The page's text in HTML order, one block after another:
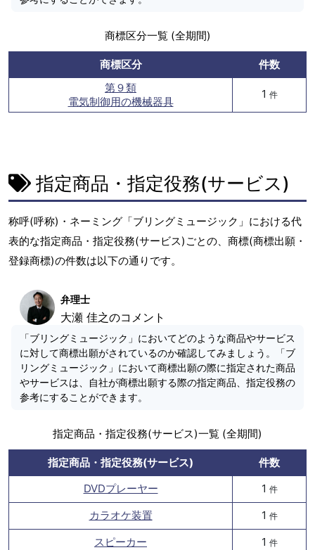
商標区分一覧 (全期間)
商標区分
件数
第９類
電気制御用の機械器具
1 件
指定商品・指定役務(サービス)
称呼(呼称)・ネーミング「ブリングミュージック」における代
表的な指定商品・指定役務(サービス)ごとの、商標(商標出願・
登録商標)の件数は以下の通りです。
弁理士
大瀬 佳之のコメント
「ブリングミュージック」においてどのような商品やサービス
に対して商標出願がされているのか確認してみましょう。「ブ
リングミュージック」において商標出願の際に指定された商品
やサービスは、自社が商標出願する際の指定商品、指定役務の
参考にすることができます。
指定商品・指定役務(サービス)一覧 (全期間)
指定商品・指定役務(サービス)
件数
DVDプレーヤー
1 件
カラオケ装置 1 件
スピーカー 1 件